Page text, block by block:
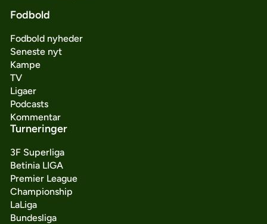
Fodbold
Fodbold nyheder
Seneste nyt
Kampe
TV
Ligaer
Podcasts
Kommentar
Turneringer
3F Superliga
Betinia LIGA
Premier League
Championship
LaLiga
Bundesliga